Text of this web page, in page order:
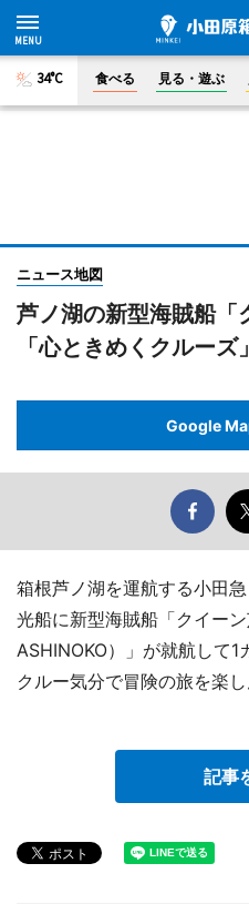
34°C 食べる 見る・遊ぶ
ニュース地図
芦ノ湖の新型海賊船
「心ときめくクルー
Google
箱根芦ノ湖を運航する小田
光船に新型海賊船「クイー
ASHINOKO）」が就航して
クルー気分で冒険の旅を楽し
記事